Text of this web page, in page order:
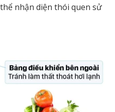
nhận diện thói quen sử